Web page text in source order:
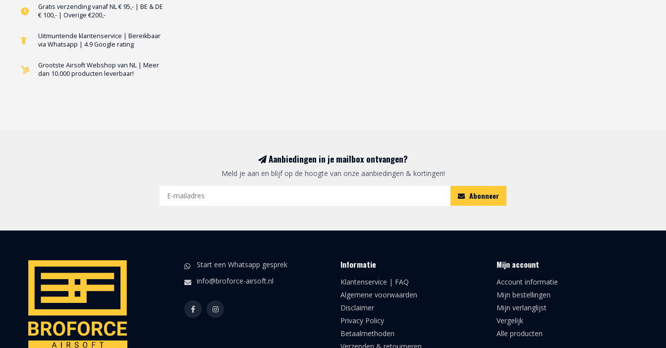
Gratis verzending vanaf NL € 95,- | BE & DE
€ 100,- | Overige €200,-
Uitmuntende klantenservice | Bereikbaar
via Whatsapp | 4.9 Google rating
Grootste Airsoft Webshop van NL | Meer
dan 10.000 producten leverbaar!
Aanbiedingen in je mailbox ontvangen?
Meld je aan en blijf op de hoogte van onze aanbiedingen & kortingen!
Abonneer
Start een Whatsapp gesprek
info@broforce-airsoft.nl
Informatie
Klantenservice | FAQ
Algemene voorwaarden
Disclaimer
Privacy Policy
Betaalmethoden
Mijn account
Account informatie
Mijn bestellingen
Mijn verlanglijst
Vergelijk
Alle producten